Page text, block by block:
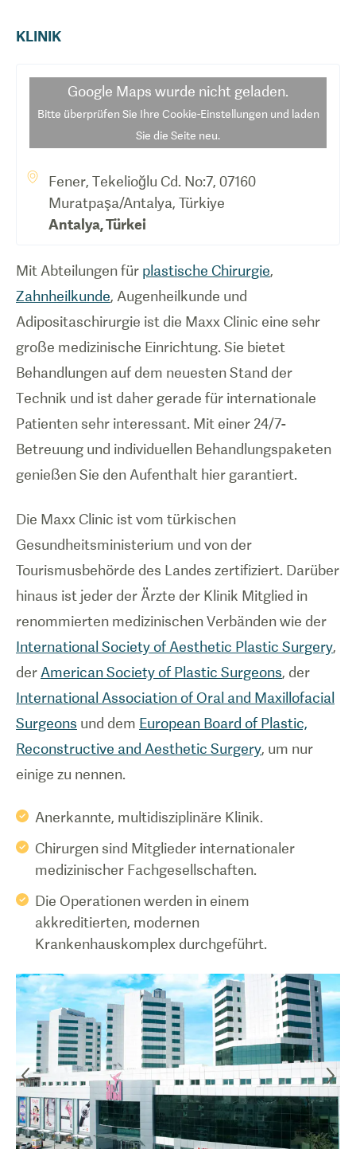
KLINIK
Google Maps wurde nicht geladen.
Bitte überprüfen Sie Ihre Cookie-Einstellungen und laden
Sie die Seite neu.
Fener, Tekelioğlu Cd. No:7, 07160
Muratpaşa/Antalya, Türkiye
Antalya,Türkei
Mit Abteilungen für plastische Chirurgie,
Zahnheilkunde, Augenheilkunde und
Adipositaschirurgie ist die Maxx Clinic eine sehr
große medizinische Einrichtung. Sie bietet
Behandlungen auf dem neuesten Stand der
Technik und ist daher gerade für internationale
Patienten sehr interessant. Mit einer 24/7-
Betreuung und individuellen Behandlungspaketen
genießen Sie den Aufenthalt hier garantiert.
Die Maxx Clinic ist vom türkischen
Gesundheitsministerium und von der
Tourismusbehörde des Landes zertifiziert. Darüber
hinaus ist jeder der Ärzte der Klinik Mitglied in
renommierten medizinischen Verbänden wie der
International Society of Aesthetic Plastic Surgery,
der American Society of Plastic Surgeons, der
International Association of Oral and Maxillofacial
Surgeons und dem European Board of Plastic,
Reconstructive and Aesthetic Surgery, um nur
einige zu nennen.
Anerkannte, multidisziplinäre Klinik.
Chirurgen sind Mitglieder internationaler
medizinischer Fachgesellschaften.
Die Operationen werden in einem
akkreditierten, modernen
Krankenhauskomplex durchgeführt.